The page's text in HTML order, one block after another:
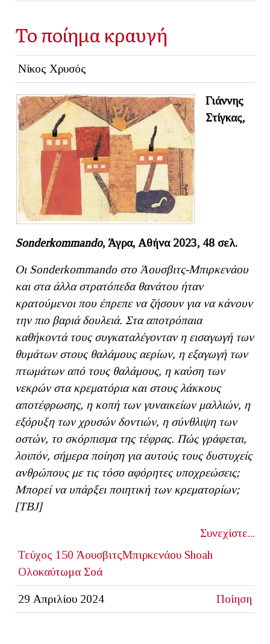
Το ποίημα κραυγή
Νίκος Χρυσός
Γιάννης
Στίγκας,
Sonderkommando, Άγρα, Αθήνα 2023, 48 σελ.
Οι Sonderkommandoστο Άουσβιτς-Μπιρκενάου
και στα άλλα στρατόπεδα θανάτου ήταν
κρατούμενοι που έπρεπε να ζήσουν για να κάνουν
την πιο βαριά δουλειά. Στα αποτρόπαια
καθήκοντά τους συγκαταλέγονταν η εισαγωγή των
θυμάτων στους θαλάμους αερίων, η εξαγωγή των
πτωμάτων από τους θαλάμους, η καύση των
νεκρών στα κρεματόρια και στους λάκκους
αποτέφρωσης, η κοπή των γυναικείων μαλλιών, η
εξόρυξη των χρυσών δοντιών, η σύνθλιψη των
οστών, το σκόρπισμα της τέφρας. Πώς γράφεται,
λοιπόν, σήμερα ποίηση για αυτούς τους δυστυχείς
ανθρώπους με τις τόσο αφόρητες υποχρεώσεις;
Μπορεί να υπάρξει ποιητική των κρεματορίων;
[ΤΒJ]
Συνεχίστε...
Τεύχος 150 ΆουσβιτςΜπιρκενάου Shoah
Ολοκαύτωμα Σοά
29 Απριλίου 2024 Ποίηση